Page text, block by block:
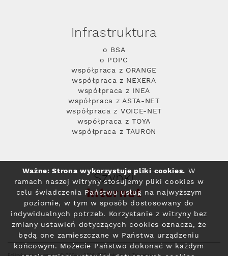
Infrastruktura
o BSA
o POPC
współpraca z ORANGE
współpraca z NEXERA
współpraca z INEA
współpraca z ASTA-NET
współpraca z VOICE-NET
współpraca z TOYA
współpraca z TAURON
Szybki
Internet
Ważne: Strona wykorzystuje pliki cookies. W
ramach naszej witryny stosujemy pliki cookies w
celu świadczenia Państwu usług na najwyższym
poziomie, w tym w sposób dostosowany do
indywidualnych potrzeb. Korzystanie z witryny bez
zmiany ustawień dotyczących cookies oznacza, że
będą one zamieszczane w Państwa urządzeniu
końcowym. Możecie Państwo dokonać w każdym